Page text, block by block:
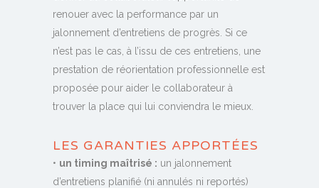
renouer avec la performance par un
jalonnement d’entretiens de progrès. Si ce
n’est pas le cas, à l’issu de ces entretiens, une
prestation de réorientation professionnelle est
proposée pour aider le collaborateur à
trouver la place qui lui conviendra le mieux.
LES GARANTIES APPORTÉES
• un timing maîtrisé : un jalonnement
d’entretiens planifié (ni annulés ni reportés)